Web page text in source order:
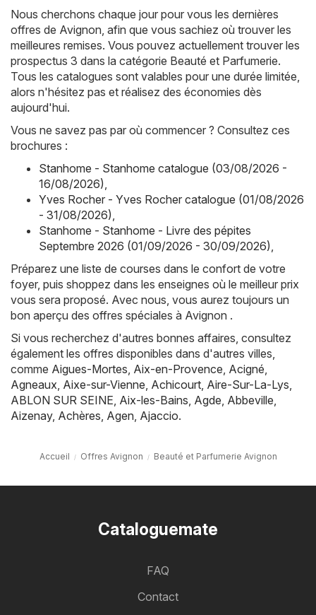
Nous cherchons chaque jour pour vous les dernières
offres de Avignon, afin que vous sachiez où trouver les
meilleures remises. Vous pouvez actuellement trouver les
prospectus 3 dans la catégorie Beauté et Parfumerie.
Tous les catalogues sont valables pour une durée limitée,
alors n'hésitez pas et réalisez des économies dès
aujourd'hui.
Vous ne savez pas par où commencer ? Consultez ces
brochures :
Stanhome - Stanhome catalogue (03/08/2026 -
16/08/2026),
Yves Rocher - Yves Rocher catalogue (01/08/2026
- 31/08/2026),
Stanhome - Stanhome - Livre des pépites
Septembre 2026 (01/09/2026 - 30/09/2026),
Préparez une liste de courses dans le confort de votre
foyer, puis shoppez dans les enseignes où le meilleur prix
vous sera proposé. Avec nous, vous aurez toujours un
bon aperçu des offres spéciales à Avignon .
Si vous recherchez d'autres bonnes affaires, consultez
également les offres disponibles dans d'autres villes,
comme Aigues-Mortes, Aix-en-Provence, Acigné,
Agneaux, Aixe-sur-Vienne, Achicourt, Aire-Sur-La-Lys,
ABLON SUR SEINE, Aix-les-Bains, Agde, Abbeville,
Aizenay, Achères, Agen, Ajaccio.
Accueil Offres Avignon Beauté et Parfumerie Avignon
Cataloguemate
FAQ
Contact